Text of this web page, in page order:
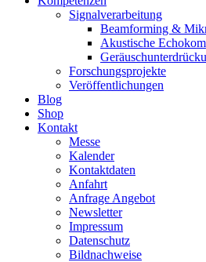
Signalverarbeitung
Beamforming &
Akustische
Forschungsprojekte
Veröffentlichungen
Blog
Shop
Kontakt
Messe
Kalender
Kontaktdaten
Anfahrt
Anfrage Angebot
Newsletter
Impressum
Datenschutz
Bildnachweise